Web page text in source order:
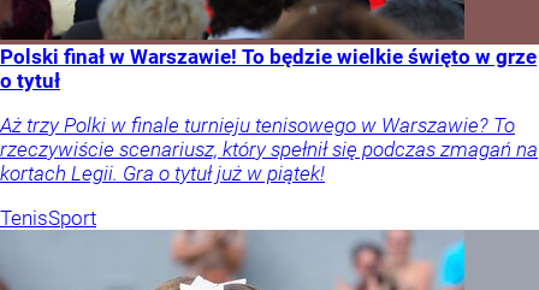
Polski finał w Warszawie! To będzie wielkie święto w grze
o tytuł
Aż trzy Polki w finale turnieju tenisowego w Warszawie? To
rzeczywiście scenariusz, który spełnił się podczas zmagań na
kortach Legii. Gra o tytuł już w piątek!
TenisSport